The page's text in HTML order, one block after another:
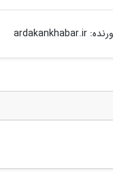
ardakankhabar.ir